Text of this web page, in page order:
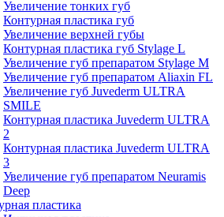
Увеличение тонких губ
Контурная пластика губ
Увеличение верхней губы
Контурная пластика губ Stylage L
Увеличение губ препаратом Stylage M
Увеличение губ препаратом Aliaxin FL
Увеличение губ Juvederm ULTRA
SMILE
Контурная пластика Juvederm ULTRA
2
Контурная пластика Juvederm ULTRA
3
Увеличение губ препаратом Neuramis
Deep
пластика